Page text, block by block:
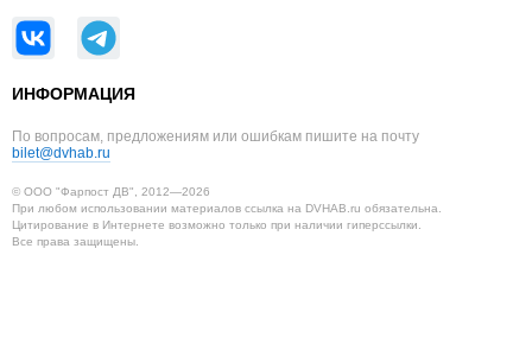
ИНФОРМАЦИЯ
По вопросам, предложениям или ошибкам пишите на почту
bilet@dvhab.ru
© ООО "Фарпост ДВ", 2012—2026
При любом использовании материалов ссылка на DVHAB.ru обязательна.
Цитирование в Интернете возможно только при наличии гиперссылки.
Все права защищены.